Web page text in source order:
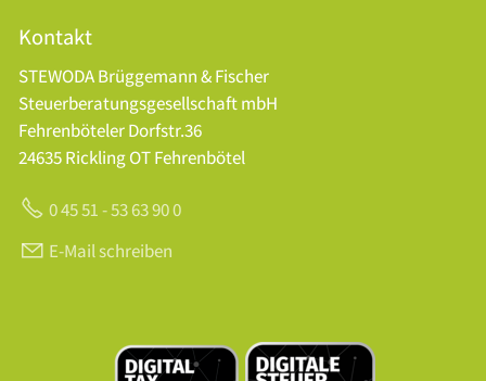
Kontakt
STEWODA Brüggemann & Fischer
Steuerberatungsgesellschaft mbH
Fehrenböteler Dorfstr.36
24635 Rickling OT Fehrenbötel
0 45 51 - 53 63 90 0
E-Mail schreiben